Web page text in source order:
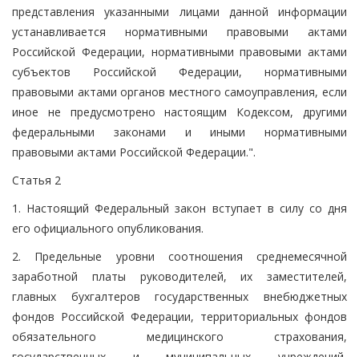
представления указанными лицами данной информации
устанавливается нормативными правовыми актами
Российской Федерации, нормативными правовыми актами
субъектов Российской Федерации, нормативными
правовыми актами органов местного самоуправления, если
иное не предусмотрено настоящим Кодексом, другими
федеральными законами и иными нормативными
правовыми актами Российской Федерации.".
Статья 2
1. Настоящий Федеральный закон вступает в силу со дня
его официального опубликования.
2. Предельные уровни соотношения среднемесячной
заработной платы руководителей, их заместителей,
главных бухгалтеров государственных внебюджетных
фондов Российской Федерации, территориальных фондов
обязательного медицинского страхования,